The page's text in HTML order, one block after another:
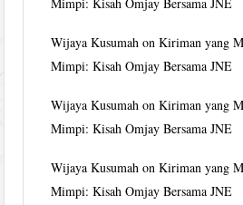
Wijaya Kusumah onKiriman yang
Mimpi: Kisah Omjay Bersama JNE
Wijaya Kusumah onKiriman yang
Mimpi: Kisah Omjay Bersama JNE
Wijaya Kusumah onKiriman yang
Mimpi: Kisah Omjay Bersama JNE